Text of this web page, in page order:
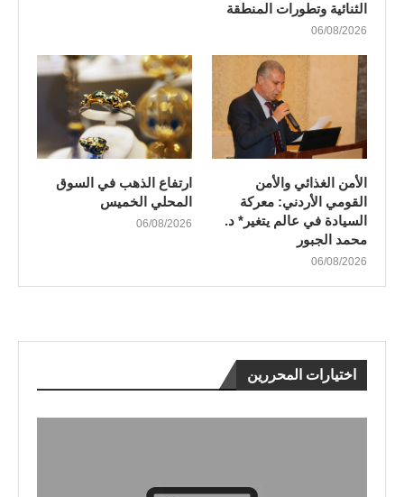
الثنائية وتطورات المنطقة
06/08/2026
الأمن الغذائي والأمن
القومي الأردني: معركة
السيادة في عالم يتغير* د.
محمد الجبور
06/08/2026
ارتفاع الذهب في السوق
المحلي الخميس
06/08/2026
اختيارات المحررين